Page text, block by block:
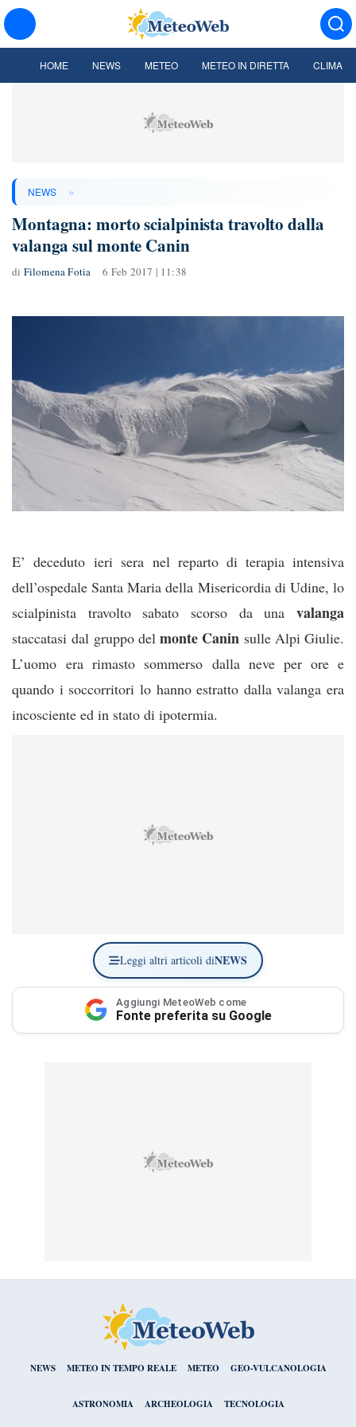
HOME NEWS METEO METEO IN DIRETTA CLIMA
NEWS »
Montagna: morto scialpinista travolto dalla
valanga sul monte Canin
di Filomena Fotia 6 Feb 2017 | 11:38
E’ deceduto ieri sera nel reparto di terapia intensiva
dell’ospedale Santa Maria della Misericordia di Udine, lo
scialpinista travolto sabato scorso da una valanga
staccatasi dal gruppo del monte Canin sulle Alpi Giulie.
L’uomo era rimasto sommerso dalla neve per ore e
quando i soccorritori lo hanno estratto dalla valanga era
incosciente ed in stato di ipotermia.
Leggi altri articoli diNEWS
Aggiungi MeteoWeb come
Fonte preferita su Google
NEWS METEO IN TEMPO REALE METEO GEO-VULCANOLOGIA
ASTRONOMIA ARCHEOLOGIA TECNOLOGIA